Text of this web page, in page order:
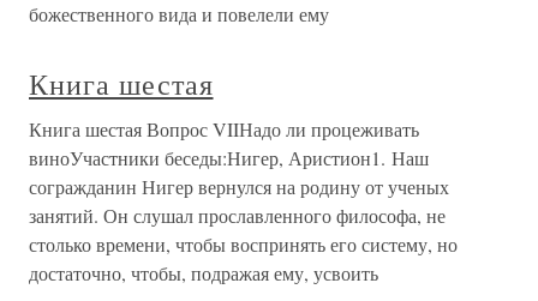
божественного вида и повелели ему
Книга шестая
Книга шестая Вопрос VIIНадо ли процеживать
виноУчастники беседы:Нигер, Аристион1. Наш
согражданин Нигер вернулся на родину от ученых
занятий. Он слушал прославленного философа, не
столько времени, чтобы воспринять его систему, но
достаточно, чтобы, подражая ему, усвоить